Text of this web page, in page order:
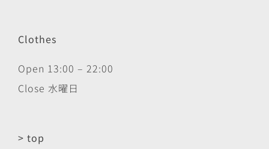
Clothes
Open 13:00 – 22:00
Close 水曜日
> top